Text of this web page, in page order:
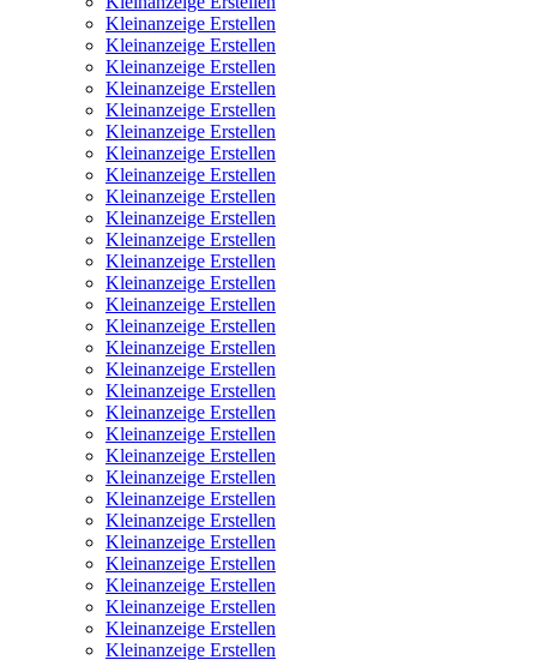
Kleinanzeige Erstellen
Kleinanzeige Erstellen
Kleinanzeige Erstellen
Kleinanzeige Erstellen
Kleinanzeige Erstellen
Kleinanzeige Erstellen
Kleinanzeige Erstellen
Kleinanzeige Erstellen
Kleinanzeige Erstellen
Kleinanzeige Erstellen
Kleinanzeige Erstellen
Kleinanzeige Erstellen
Kleinanzeige Erstellen
Kleinanzeige Erstellen
Kleinanzeige Erstellen
Kleinanzeige Erstellen
Kleinanzeige Erstellen
Kleinanzeige Erstellen
Kleinanzeige Erstellen
Kleinanzeige Erstellen
Kleinanzeige Erstellen
Kleinanzeige Erstellen
Kleinanzeige Erstellen
Kleinanzeige Erstellen
Kleinanzeige Erstellen
Kleinanzeige Erstellen
Kleinanzeige Erstellen
Kleinanzeige Erstellen
Kleinanzeige Erstellen
Kleinanzeige Erstellen